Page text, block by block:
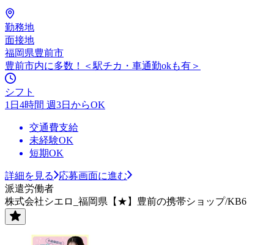
勤務地
面接地
福岡県豊前市
豊前市内に多数！＜駅チカ・車通勤okも有＞
シフト
1日4時間 週3日からOK
交通費支給
未経験OK
短期OK
詳細を見る
応募画面に進む
派遣労働者
株式会社シエロ_福岡県【★】豊前の携帯ショップ/KB6